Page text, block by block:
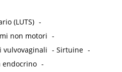
(LUTS) -
non motori -
vulvovaginali -Sirtuine -
endocrino -